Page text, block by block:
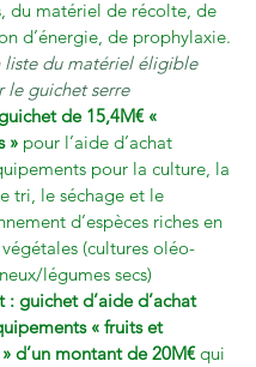
du matériel de récolte, de
d’énergie, de prophylaxie.
liste du matériel éligible
le guichet serre
de 15,4M€ «
» pour l’aide d’achat
pour la culture, la
tri, le séchage et le
d’espèces riches en
(cultures oléo-
légumes secs)
: guichet d’aide d’achat
« fruits et
d’un montant de 20M€ qui